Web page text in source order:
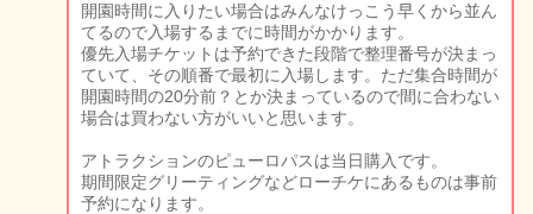
開園時間に入りたい場合はみんなけっこう早くから並ん
てるので入場するまでに時間がかかります。
優先入場チケットは予約できた段階で整理番号が決まっ
ていて、その順番で最初に入場します。ただ集合時間が
開園時間の20分前？とか決まっているので間に合わない
場合は買わない方がいいと思います。
アトラクションのピューロパスは当日購入です。
期間限定グリーティングなどローチケにあるものは事前
予約になります。